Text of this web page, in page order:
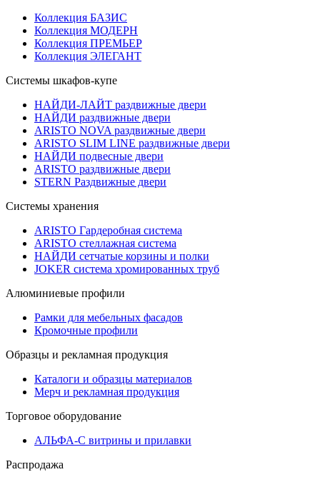
Коллекция БАЗИС
Коллекция МОДЕРН
Коллекция ПРЕМЬЕР
Коллекция ЭЛЕГАНТ
Системы шкафов-купе
НАЙДИ-ЛАЙТ раздвижные двери
НАЙДИ раздвижные двери
ARISTO NOVA раздвижные двери
ARISTO SLIM LINE раздвижные двери
НАЙДИ подвесные двери
ARISTO раздвижные двери
STERN Раздвижные двери
Системы хранения
ARISTO Гардеробная система
ARISTO стеллажная система
НАЙДИ сетчатые корзины и полки
JOKER система хромированных труб
Алюминиевые профили
Рамки для мебельных фасадов
Кромочные профили
Образцы и рекламная продукция
Каталоги и образцы материалов
Мерч и рекламная продукция
Торговое оборудование
АЛЬФА-С витрины и прилавки
Распродажа